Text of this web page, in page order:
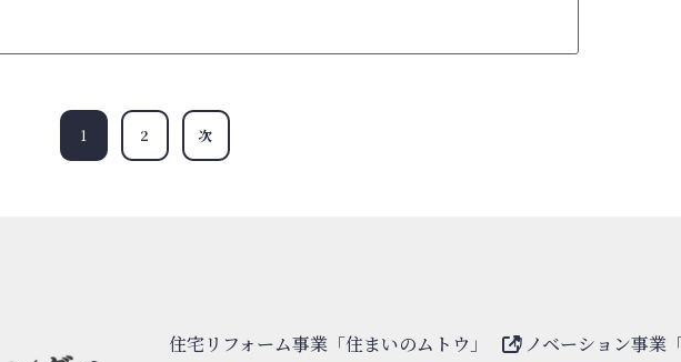
1 2 次
住宅リフォーム事業「住まいのムトウ」
リノベーション事業